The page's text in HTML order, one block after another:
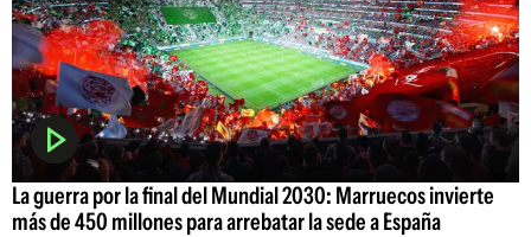
La guerra por la final del Mundial 2030: Marruecos invierte
más de 450 millones para arrebatar la sede a España